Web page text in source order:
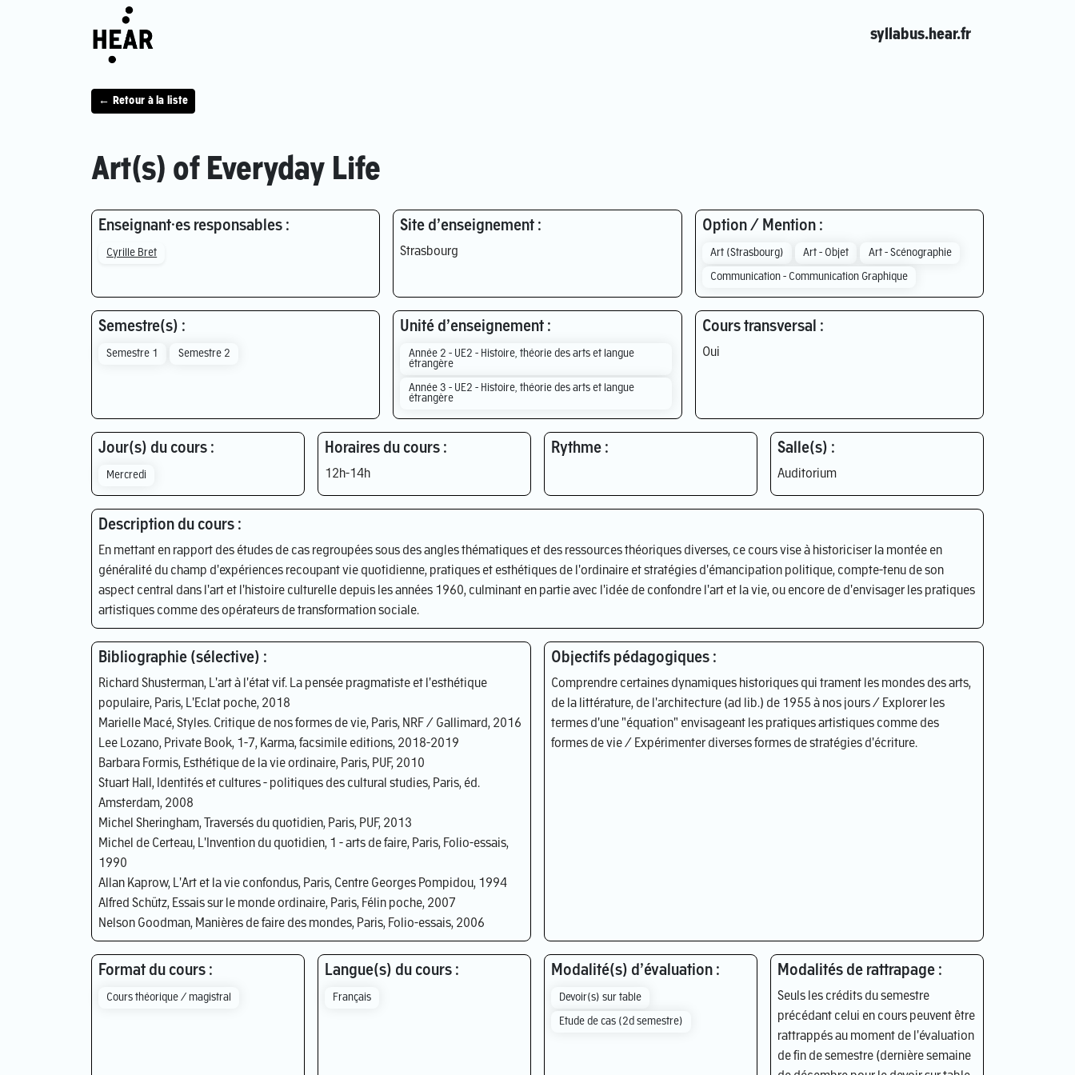
syllabus.hear.fr
← Retour à la liste
Art(s) of Everyday Life
Enseignant·es responsables :
Cyrille Bret
Site d’enseignement :
Strasbourg
Option / Mention :
Art (Strasbourg) Art - Objet Art - Scénographie
Communication - Communication Graphique
Semestre(s) :
Semestre 1 Semestre 2
Unité d’enseignement :
Année 2 - UE2 - Histoire, théorie des arts et langue
étrangère
Année 3 - UE2 - Histoire, théorie des arts et langue
étrangère
Cours transversal :
Oui
Jour(s) du cours :
Mercredi
Horaires du cours :
12h-14h
Rythme : Salle(s) :
Auditorium
Description du cours :
En mettant en rapport des études de cas regroupées sous des angles thématiques et des ressources théoriques diverses, ce cours vise à historiciser la montée en
généralité du champ d'expériences recoupant vie quotidienne, pratiques et esthétiques de l'ordinaire et stratégies d'émancipation politique, compte-tenu de son
aspect central dans l'art et l'histoire culturelle depuis les années 1960, culminant en partie avec l'idée de confondre l'art et la vie, ou encore de d'envisager les pratiques
artistiques comme des opérateurs de transformation sociale.
Bibliographie (sélective) :
Richard Shusterman, L'art à l'état vif. La pensée pragmatiste et l'esthétique
populaire, Paris, L'Eclat poche, 2018
Marielle Macé, Styles. Critique de nos formes de vie, Paris, NRF / Gallimard, 2016
Lee Lozano, Private Book, 1-7, Karma, facsimile editions, 2018-2019
Barbara Formis, Esthétique de la vie ordinaire, Paris, PUF, 2010
Stuart Hall, Identités et cultures - politiques des cultural studies, Paris, éd.
Amsterdam, 2008
Michel Sheringham, Traversés du quotidien, Paris, PUF, 2013
Michel de Certeau, L'Invention du quotidien, 1 - arts de faire, Paris, Folio-essais,
1990
Allan Kaprow, L'Art et la vie confondus, Paris, Centre Georges Pompidou, 1994
Alfred Schütz, Essais sur le monde ordinaire, Paris, Félin poche, 2007
Nelson Goodman, Manières de faire des mondes, Paris, Folio-essais, 2006
Objectifs pédagogiques :
Comprendre certaines dynamiques historiques qui trament les mondes des arts,
de la littérature, de l'architecture (ad lib.) de 1955 à nos jours / Explorer les
termes d'une "équation" envisageant les pratiques artistiques comme des
formes de vie / Expérimenter diverses formes de stratégies d'écriture.
Format du cours :
Cours théorique / magistral
Langue(s) du cours :
Français
Modalité(s) d’évaluation :
Devoir(s) sur table
Etude de cas (2d semestre)
Modalités de rattrapage :
Seuls les crédits du semestre
précédant celui en cours peuvent être
rattrappés au moment de l'évaluation
de fin de semestre (dernière semaine